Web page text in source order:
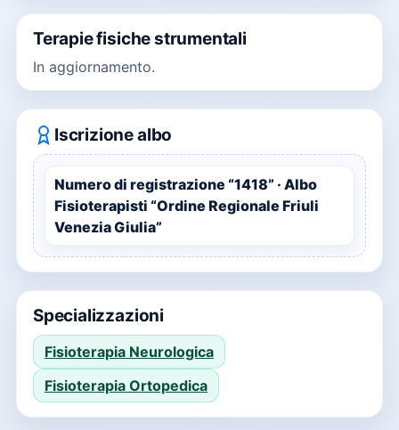
Terapie fisiche strumentali
In aggiornamento.
Iscrizione albo
Numero di registrazione “1418” · Albo
Fisioterapisti “Ordine Regionale Friuli
Venezia Giulia”
Specializzazioni
Fisioterapia Neurologica
Fisioterapia Ortopedica